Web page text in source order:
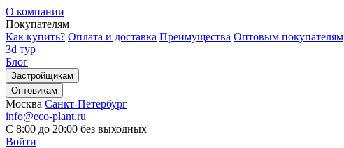
О компании
Покупателям
Как купить? Оплата и доставка Преимущества Оптовым покупателям
3d тур
Блог
Застройщикам
Оптовикам
Москва Санкт-Петербург
info@eco-plant.ru
С 8:00 до 20:00 без выходных
Войти